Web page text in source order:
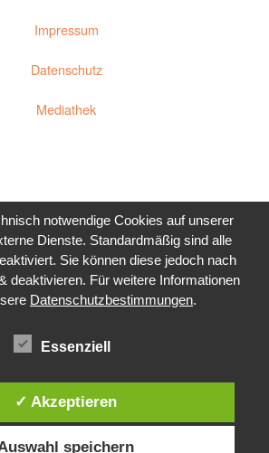
Impressum
Datenschutz
Mediathek
notwendige Cookies auf unserer
Dienste. Standardmäßig sind alle
Sie können diese jedoch nach
deaktivieren. Für weitere Informationen
Datenschutzbestimmungen.
Essenziell
✓ Akzeptieren
speichern